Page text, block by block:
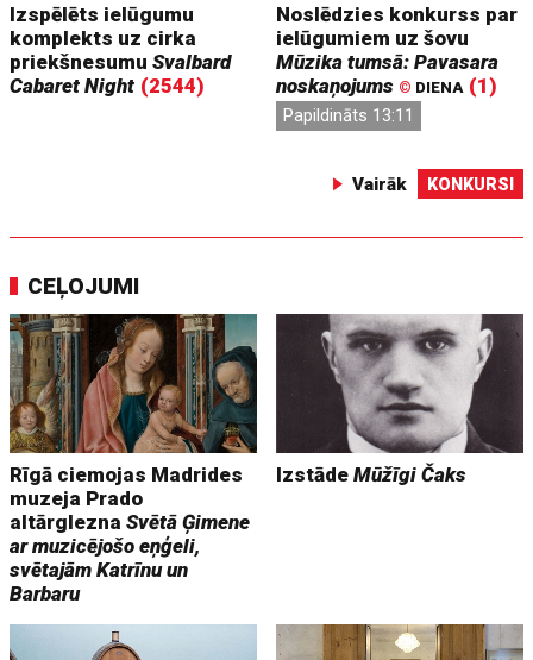
Izspēlēts ielūgumu
komplekts uz cirka
priekšnesumuSvalbard
Cabaret Night (2544)
Noslēdzies konkurss par
ielūgumiem uz šovu
Mūzika tumsā: Pavasara
noskaņojums © DIENA (1)
Papildināts 13:11
Vairāk KONKURSI
CEĻOJUMI
Rīgā ciemojas Madrides
muzeja Prado
altārgleznaSvētā Ģimene
ar muzicējošo eņģeli,
svētajām Katrīnu un
Barbaru
IzstādeMūžīgi Čaks